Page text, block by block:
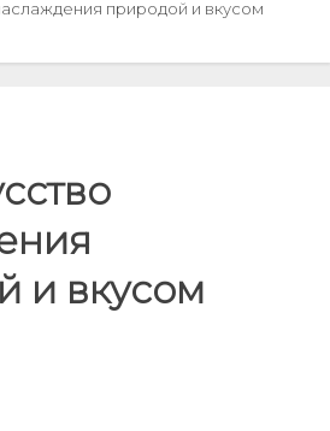
природой и вкусом
и вкусом